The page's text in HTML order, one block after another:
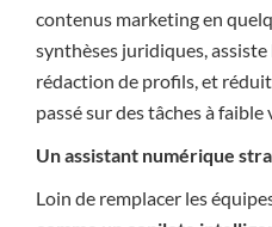
contenus marketing en
synthèses juridiques, assiste
rédaction de profils, et
passé sur des tâches à
Un assistant numérique
Loin de remplacer les